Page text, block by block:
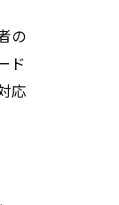
の
ド
応